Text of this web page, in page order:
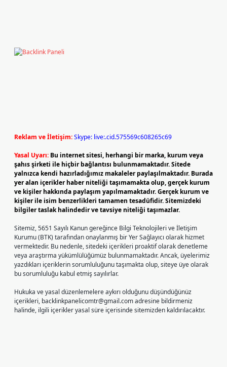
Reklam ve İletişim:Skype: live:.cid.575569c608265c69
Yasal Uyarı: Bu internet sitesi, herhangi bir marka, kurum veya
şahıs şirketi ile hiçbir bağlantısı bulunmamaktadır. Sitede
yalnızca kendi hazırladığımız makaleler paylaşılmaktadır. Burada
yer alan içerikler haber niteliği taşımamakta olup, gerçek kurum
ve kişiler hakkında paylaşım yapılmamaktadır. Gerçek kurum ve
kişiler ile isim benzerlikleri tamamen tesadüfidir. Sitemizdeki
bilgiler taslak halindedir ve tavsiye niteliği taşımazlar.
Sitemiz, 5651 Sayılı Kanun gereğince Bilgi Teknolojileri ve İletişim
Kurumu (BTK) tarafından onaylanmış bir Yer Sağlayıcı olarak hizmet
vermektedir. Bu nedenle, sitedeki içerikleri proaktif olarak denetleme
veya araştırma yükümlülüğümüz bulunmamaktadır. Ancak, üyelerimiz
yazdıkları içeriklerin sorumluluğunu taşımakta olup, siteye üye olarak
bu sorumluluğu kabul etmiş sayılırlar.
Hukuka ve yasal düzenlemelere aykırı olduğunu düşündüğünüz
içerikleri, backlinkpanelicomtr@gmail.comadresine bildirmeniz
halinde, ilgili içerikler yasal süre içerisinde sitemizden kaldırılacaktır.